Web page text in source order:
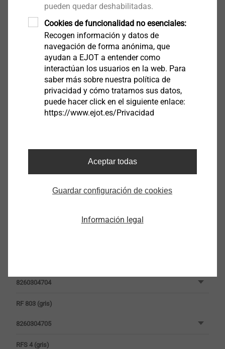
8260104704
8260304704
RF 803 (gris)
8260304705
RFS 4 (gris)
pueden quedar deshabilitadas.
Cookies de funcionalidad no esenciales:
Recogen información y datos de
navegación de forma anónima, que
ayudan a EJOT a entender como
interactúan los usuarios en la web. Para
saber más sobre nuestra política de
privacidad y cómo tratamos sus datos,
puede hacer click en el siguiente enlace:
https://www.ejot.es/Privacidad
Aceptar todas
Guardar configuración de cookies
Información legal